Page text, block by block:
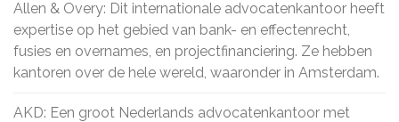
Allen & Overy: Dit internationale advocatenkantoor heeft
expertise op het gebied van bank- en effectenrecht,
fusies en overnames, en projectfinanciering. Ze hebben
kantoren over de hele wereld, waaronder in Amsterdam.
AKD: Een groot Nederlands advocatenkantoor met